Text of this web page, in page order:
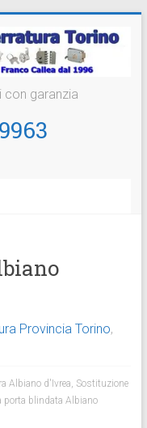
con garanzia
Provincia Torino,
Albiano d'Ivrea, Sostituzione
porta blindata Albiano